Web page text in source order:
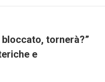
bloccato, tornerà?”
e